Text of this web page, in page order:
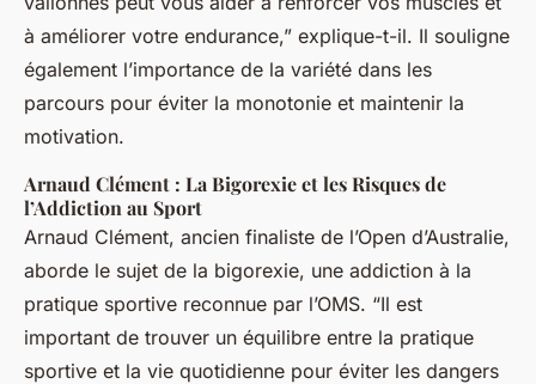
à améliorer votre endurance,” explique-t-il. Il souligne
également l’importance de la variété dans les
parcours pour éviter la monotonie et maintenir la
motivation.
Arnaud Clément : La Bigorexie et les Risques de
l’Addiction au Sport
Arnaud Clément, ancien finaliste de l’Open d’Australie,
aborde le sujet de la bigorexie, une addiction à la
pratique sportive reconnue par l’OMS. “Il est
important de trouver un équilibre entre la pratique
sportive et la vie quotidienne pour éviter les dangers